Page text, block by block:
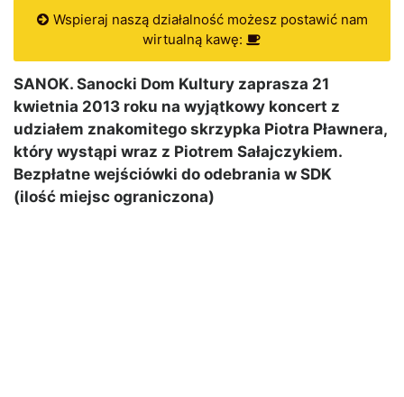
Wspieraj naszą działalność możesz postawić nam
wirtualną kawę:
SANOK. Sanocki Dom Kultury zaprasza 21
kwietnia 2013 roku na wyjątkowy koncert z
udziałem znakomitego skrzypka Piotra Pławnera,
który wystąpi wraz z Piotrem Sałajczykiem.
Bezpłatne wejściówki do odebrania w SDK
(ilość miejsc ograniczona)